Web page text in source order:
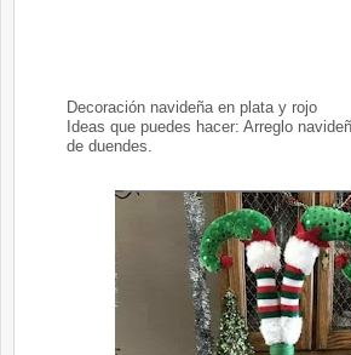
Decoración navideña en plata y rojo
Ideas que puedes hacer: Arreglo
de duendes.